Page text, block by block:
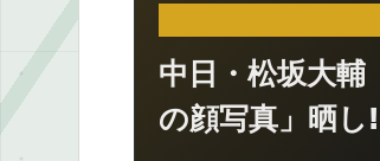
中日・松坂大輔
の顔写真」晒し!